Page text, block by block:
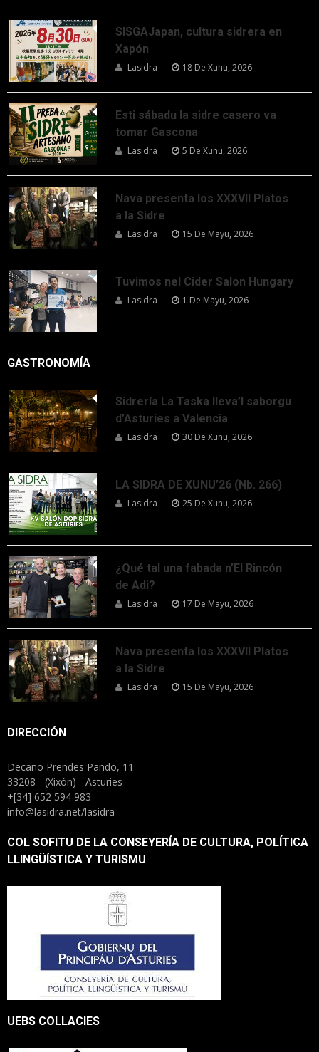
SISGAJapan, cultura sidrera en
Xapón
Lasidra 18 De Xunu, 2026
Esti sábadu la sidre casero va
tomar Gascona
Lasidra 5 De Xunu, 2026
Nava presenta los XXXVII Platos
a la Sidre
Lasidra 15 De Mayu, 2026
Tuvimos nel Cider Salon Hungary
Lasidra 1 De Mayu, 2026
GASTRONOMÍA
Sidrería La Taska lleva’l saborgu
d’Asturies a Valencia
Lasidra 30 De Xunu, 2026
LA SIDRA DE XUNU’26 (Nb. 266)
Lasidra 25 De Xunu, 2026
¿Qué tal una fabada n’El Rincón
de Adi?
Lasidra 17 De Mayu, 2026
Nava presenta los XXXVII Platos
a la Sidre
Lasidra 15 De Mayu, 2026
DIRECCIÓN
Decano Prendes Pando, 11
33208 - (Xixón) - Asturies
+[34] 652 594 983
info@lasidra.net/lasidra
COL SOFITU DE LA CONSEYERÍA DE CULTURA, POLÍTICA
LLINGÜÍSTICA Y TURISMU
UEBS COLLACIES